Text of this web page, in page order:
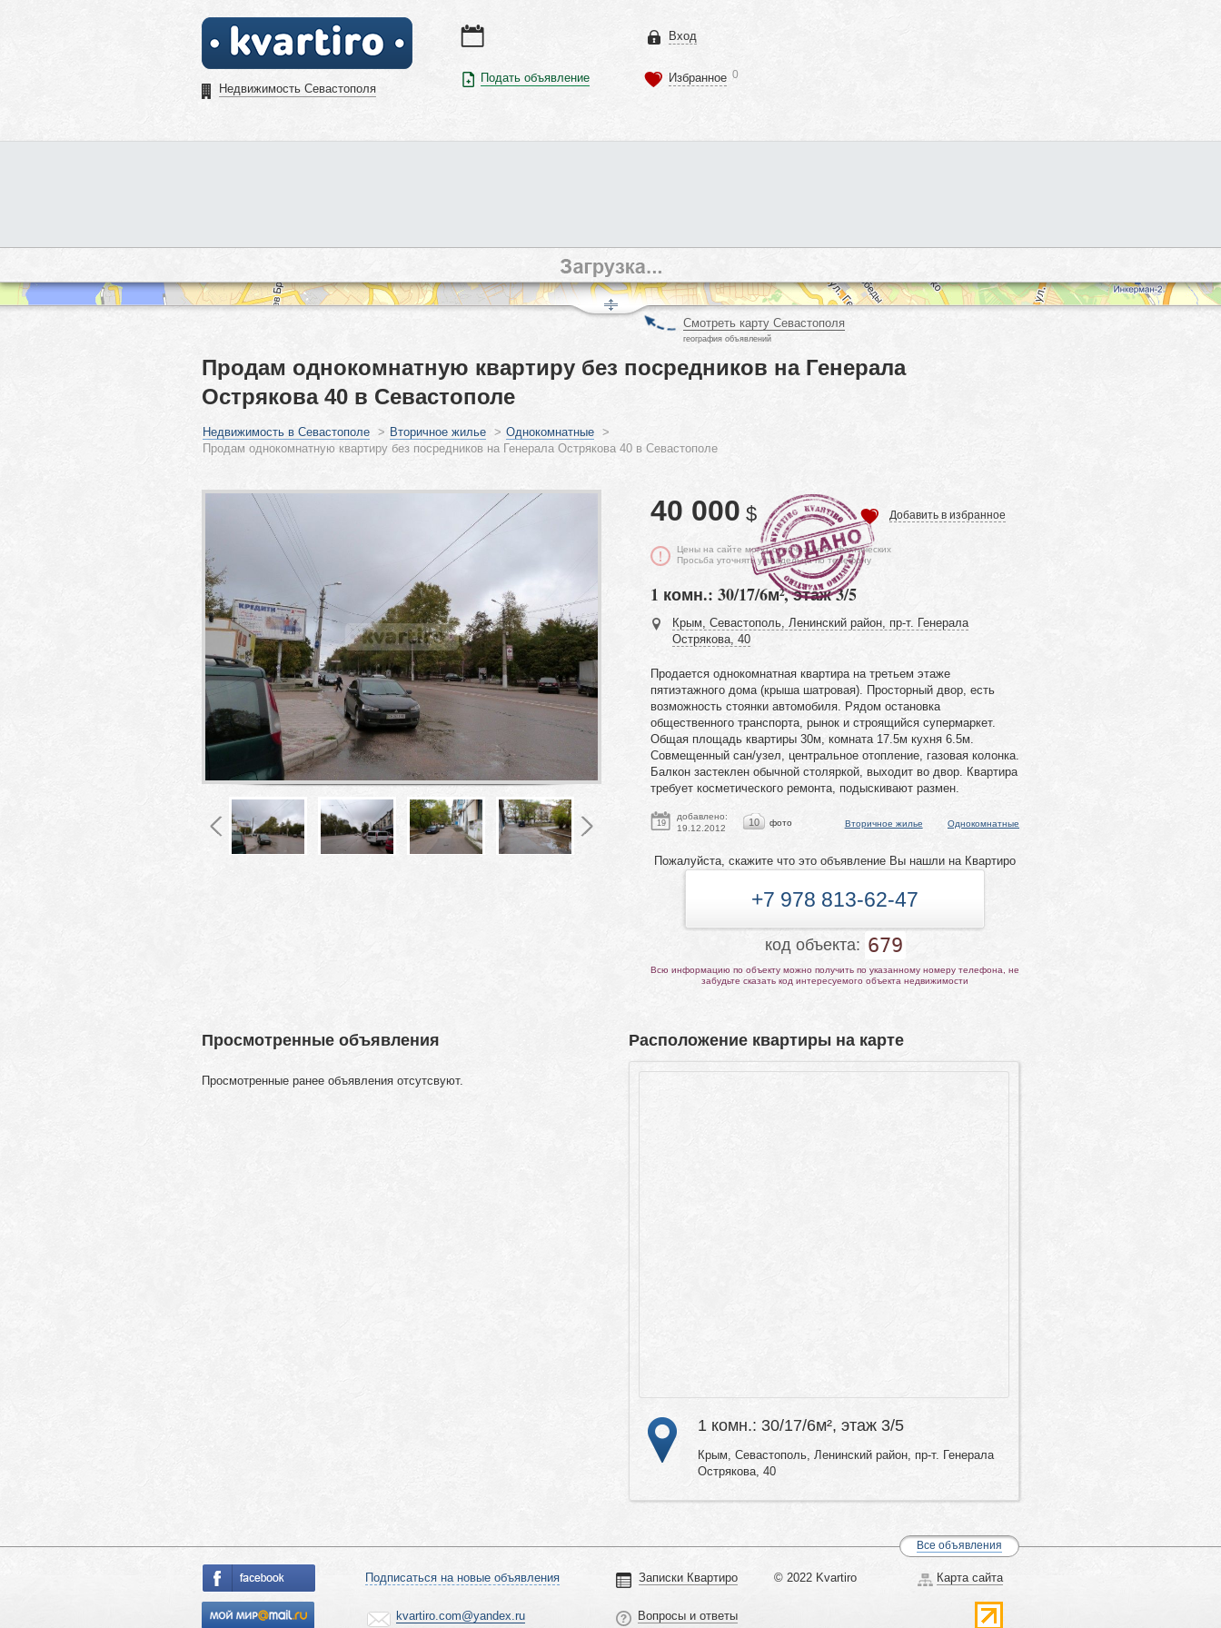
Недвижимость Севастополя
Подать объявление
Вход
Избранное 0
Смотреть карту Севастополя
география объявлений
Продам однокомнатную квартиру без посредников на Генерала
Острякова 40 в Севастополе
Недвижимость в Севастополе > Вторичное жилье > Однокомнатные >
Продам однокомнатную квартиру без посредников на Генерала Острякова 40 в Севастополе
40 000 $ Добавить в избранное
Цены на сайте могут отличаться от фактических
Просьба уточнять у владельца по телефону
1 комн.: 30/17/6м², этаж 3/5
Крым, Севастополь, Ленинский район, пр-т. Генерала
Острякова, 40
Продается однокомнатная квартира на третьем этаже
пятиэтажного дома (крыша шатровая). Просторный двор, есть
возможность стоянки автомобиля. Рядом остановка
общественного транспорта, рынок и строящийся супермаркет.
Общая площадь квартиры 30м, комната 17.5м кухня 6.5м.
Совмещенный сан/узел, центральное отопление, газовая колонка.
Балкон застеклен обычной столяркой, выходит во двор. Квартира
требует косметического ремонта, подыскивают размен.
19
добавлено:
19.12.2012
10 фото Вторичное жилье Однокомнатные
Пожалуйста, скажите что это объявление Вы нашли на Квартиро
+7 978 813-62-47
код объекта: 679
Всю информацию по объекту можно получить по указанному номеру телефона, не
забудьте сказать код интересуемого объекта недвижимости
Расположение квартиры на карте
1 комн.: 30/17/6м², этаж 3/5
Крым, Севастополь, Ленинский район, пр-т. Генерала
Острякова, 40
Просмотренные объявления
Просмотренные ранее объявления отсутсвуют.
Все объявления
Подписаться на новые объявления
kvartiro.com@yandex.ru
Записки Квартиро
Вопросы и ответы
© 2022 Kvartiro Карта сайта